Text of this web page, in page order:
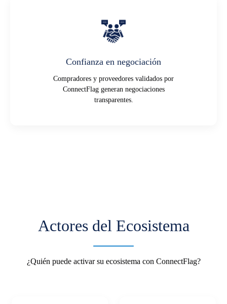
Confianza en negociación
Compradores y proveedores validados por
ConnectFlag generan negociaciones
transparentes.
Actores del Ecosistema
¿Quién puede activar su ecosistema con ConnectFlag?